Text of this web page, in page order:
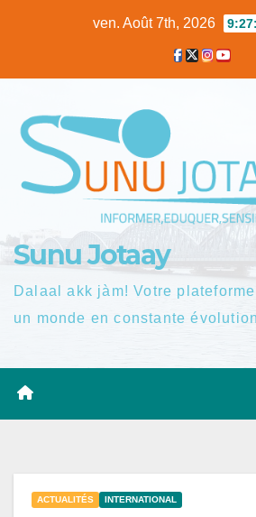
ven. Août 7th, 2026
Sunu Jotaay
Dalaal akk jàm! Votre
un monde en constante
ACTUALITÉS INTERNATIONAL